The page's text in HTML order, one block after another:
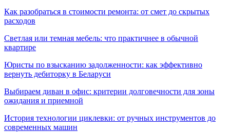
Как разобраться в стоимости ремонта: от смет до скрытых
расходов
Светлая или темная мебель: что практичнее в обычной
квартире
Юристы по взысканию задолженности: как эффективно
вернуть дебиторку в Беларуси
Выбираем диван в офис: критерии долговечности для зоны
ожидания и приемной
История технологии циклевки: от ручных инструментов до
современных машин